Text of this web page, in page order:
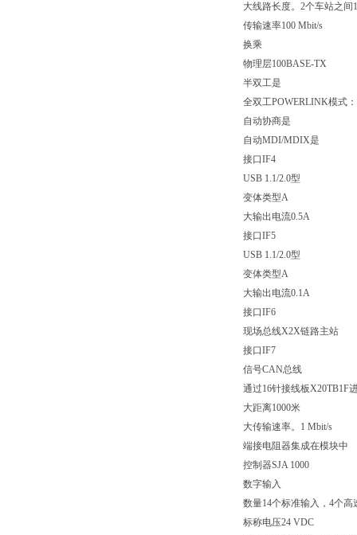
大线路长度。2个车站之间
传输速率100 Mbit/s
换乘
物理层100BASE-TX
半双工是
全双工POWERLINK模式
自动协商是
自动MDI/MDIX是
接口IF4
USB 1.1/2.0型
变体类型A
大输出电流0.5A
接口IF5
USB 1.1/2.0型
变体类型A
大输出电流0.1A
接口IF6
现场总线X2X链路主站
接口IF7
信号CAN总线
通过16针接线板X20TB1F
大距离1000米
大传输速率。1 Mbit/s
端接电阻器集成在模块中
控制器SJA 1000
数字输入
数量14个标准输入，4个
标称电压24 VDC